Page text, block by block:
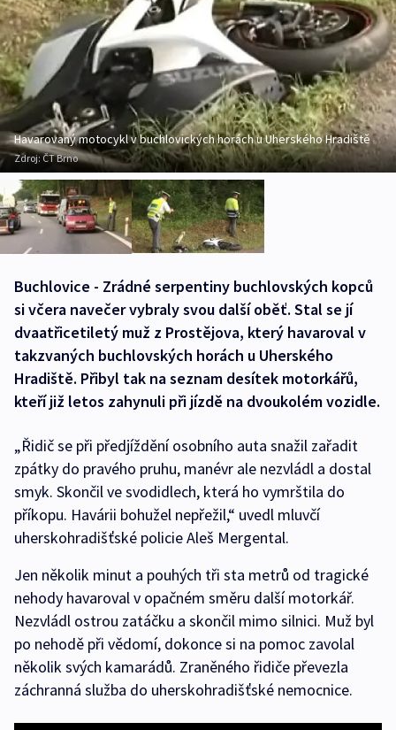
Havarovaný motocykl v buchlovických horách u Uherského Hradiště
Zdroj:ČT Brno
Buchlovice - Zrádné serpentiny buchlovských kopců
si včera navečer vybraly svou další oběť. Stal se jí
dvaatřicetiletý muž z Prostějova, který havaroval v
takzvaných buchlovských horách u Uherského
Hradiště. Přibyl tak na seznam desítek motorkářů,
kteří již letos zahynuli při jízdě na dvoukolém vozidle.
„Řidič se při předjíždění osobního auta snažil zařadit
zpátky do pravého pruhu, manévr ale nezvládl a dostal
smyk. Skončil ve svodidlech, která ho vymrštila do
příkopu. Havárii bohužel nepřežil,“ uvedl mluvčí
uherskohradišťské policie Aleš Mergental.
Jen několik minut a pouhých tři sta metrů od tragické
nehody havaroval v opačném směru další motorkář.
Nezvládl ostrou zatáčku a skončil mimo silnici. Muž byl
po nehodě při vědomí, dokonce si na pomoc zavolal
několik svých kamarádů. Zraněného řidiče převezla
záchranná služba do uherskohradišťské nemocnice.